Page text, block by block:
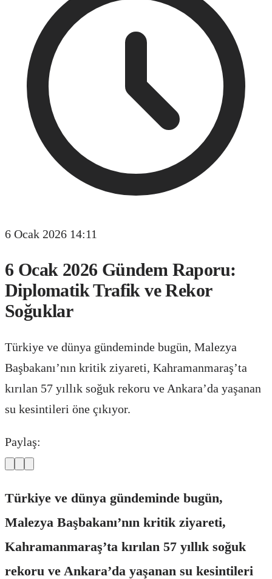
6 Ocak 2026 14:11
6 Ocak 2026 Gündem Raporu:
Diplomatik Trafik ve Rekor
Soğuklar
Türkiye ve dünya gündeminde bugün, Malezya
Başbakanı’nın kritik ziyareti, Kahramanmaraş’ta
kırılan 57 yıllık soğuk rekoru ve Ankara’da yaşanan
su kesintileri öne çıkıyor.
Paylaş:
Türkiye ve dünya gündeminde bugün,
Malezya Başbakanı’nın kritik ziyareti,
Kahramanmaraş’ta kırılan 57 yıllık soğuk
rekoru ve Ankara’da yaşanan su kesintileri